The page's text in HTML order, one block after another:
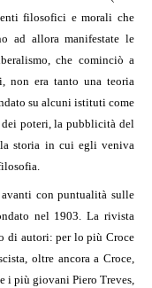
filosofici e morali che
ad allora manifestate le
che cominciò a
non era tanto una teoria
su alcuni istituti come
poteri, la pubblicità del
storia in cui egli veniva
avanti con puntualità sulle
nel 1903. La rivista
di autori: per lo più Croce
oltre ancora a Croce,
i più giovani Piero Treves,